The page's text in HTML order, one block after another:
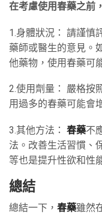
在考慮使用春藥之前
1.身體狀況： 請謹慎
藥師或醫生的意見。
他藥物，使用春藥可
2.使用劑量： 嚴格按
用過多的春藥可能會
3.其他方法： 春藥不
法。改善生活習慣、
等也是提升性欲和性
總結
總結一下， 春藥雖然